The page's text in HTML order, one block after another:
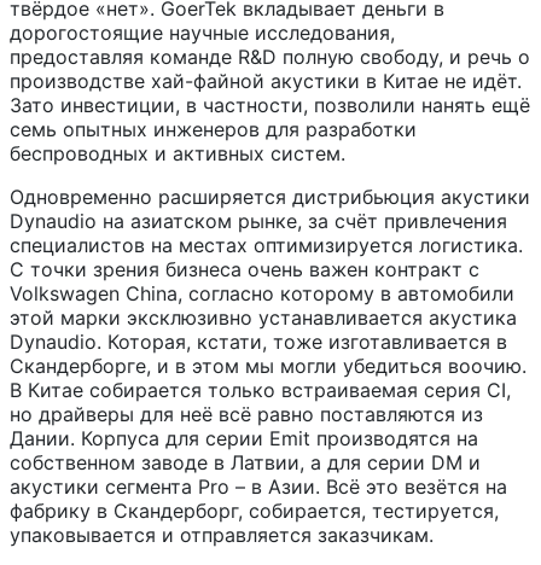
твёрдое «нет». GoerTek вкладывает деньги в
дорогостоящие научные исследования,
предоставляя команде R&D полную свободу, и речь о
производстве хай-файной акустики в Китае не идёт.
Зато инвестиции, в частности, позволили нанять ещё
семь опытных инженеров для разработки
беспроводных и активных систем.
Одновременно расширяется дистрибьюция акустики
Dynaudio на азиатском рынке, за счёт привлечения
специалистов на местах оптимизируется логистика.
С точки зрения бизнеса очень важен контракт с
Volkswagen China, согласно которому в автомобили
этой марки эксклюзивно устанавливается акустика
Dynaudio. Которая, кстати, тоже изготавливается в
Скандерборге, и в этом мы могли убедиться воочию.
В Китае собирается только встраиваемая серия CI,
но драйверы для неё всё равно поставляются из
Дании. Корпуса для серии Emit производятся на
собственном заводе в Латвии, а для серии DM и
акустики сегмента Pro – в Азии. Всё это везётся на
фабрику в Скандерборг, собирается, тестируется,
упаковывается и отправляется заказчикам.